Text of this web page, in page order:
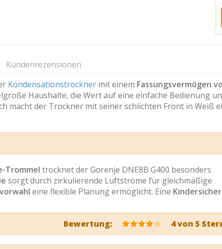
Kundenrezensionen
Kondensationstrockner mit einem Fassungsvermögen
Haushalte, die Wert auf eine einfache Bedienung
macht der Trockner mit seiner schlichten Front in Weiß
Trommel trocknet der Gorenje DNE8B G400 besonders
sorgt durch zirkulierende Luftströme für gleichmäßige
eine flexible Planung ermöglicht. Eine
Bewertung: 4 von 5